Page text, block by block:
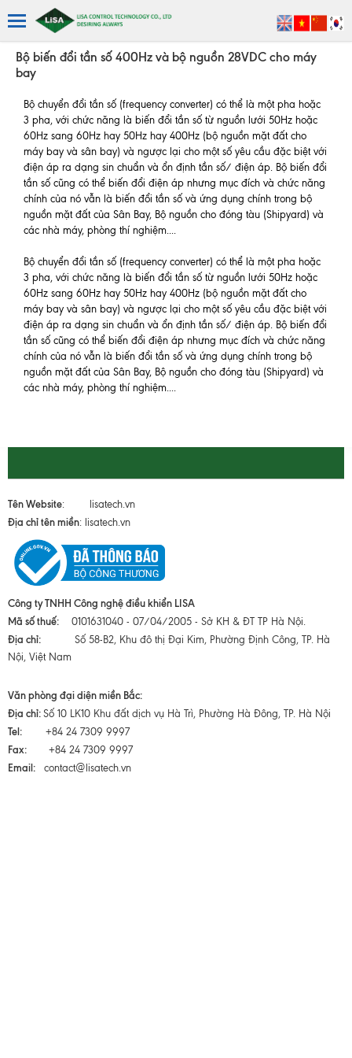
Bộ biến đổi tần số 400Hz và bộ nguồn 28VDC cho máy
bay
Bộ chuyển đổi tần số (frequency converter) có thể là một pha hoặc
3 pha, với chức năng là biến đổi tần số từ nguồn lưới 50Hz hoặc
60Hz sang 60Hz hay 50Hz hay 400Hz (bộ nguồn mặt đất cho
máy bay và sân bay) và ngược lại cho một số yêu cầu đặc biệt với
điện áp ra dạng sin chuẩn và ổn định tần số/ điện áp. Bộ biến đổi
tần số cũng có thể biến đổi điện áp nhưng mục đích và chức năng
chính của nó vẫn là biến đổi tần số và ứng dụng chính trong bộ
nguồn mặt đất của Sân Bay, Bộ nguồn cho đóng tàu (Shipyard) và
các nhà máy, phòng thí nghiệm....
Bộ chuyển đổi tần số (frequency converter) có thể là một pha hoặc
3 pha, với chức năng là biến đổi tần số từ nguồn lưới 50Hz hoặc
60Hz sang 60Hz hay 50Hz hay 400Hz (bộ nguồn mặt đất cho
máy bay và sân bay) và ngược lại cho một số yêu cầu đặc biệt với
điện áp ra dạng sin chuẩn và ổn định tần số/ điện áp. Bộ biến đổi
tần số cũng có thể biến đổi điện áp nhưng mục đích và chức năng
chính của nó vẫn là biến đổi tần số và ứng dụng chính trong bộ
nguồn mặt đất của Sân Bay, Bộ nguồn cho đóng tàu (Shipyard) và
các nhà máy, phòng thí nghiệm....
Tên Website: lisatech.vn
Địa chỉ tên miền: lisatech.vn
Công ty TNHH Công nghệ điều khiển LISA
Mã số thuế: 0101631040 - 07/04/2005 - Sở KH & ĐT TP Hà Nội.
Địa chỉ:
Số 58-B2, Khu đô thị Đại Kim, Phường Định Công, TP. Hà
Nội, Việt Nam
Văn phòng đại diện miền Bắc:
Địa chỉ: Số 10 LK10 Khu đất dịch vụ Hà Trì, Phường Hà Đông, TP. Hà Nội
Tel: +84 24 7309 9997
Fax: +84 24 7309 9997
Email: contact@lisatech.vn